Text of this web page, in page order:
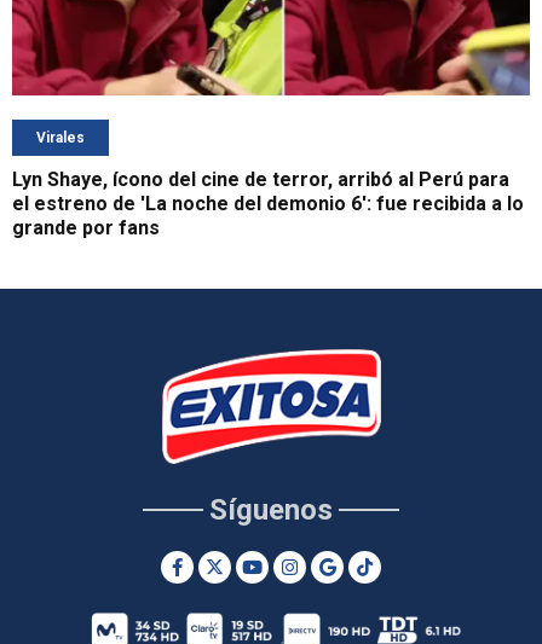
Virales
Lyn Shaye, ícono del cine de terror, arribó al Perú para
el estreno de 'La noche del demonio 6': fue recibida a lo
grande por fans
Síguenos